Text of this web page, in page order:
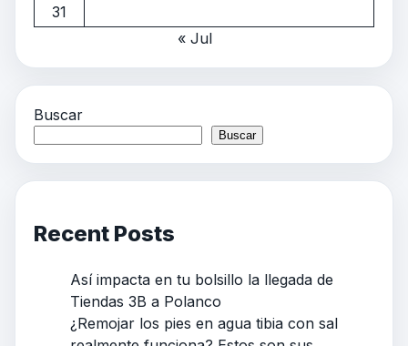
31
« Jul
Buscar
Buscar
Recent Posts
Así impacta en tu bolsillo la llegada de
Tiendas 3B a Polanco
¿Remojar los pies en agua tibia con sal